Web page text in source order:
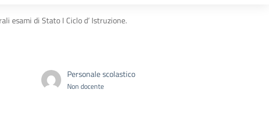
esami di Stato I Ciclo d’ Istruzione.
Personale scolastico
Non docente